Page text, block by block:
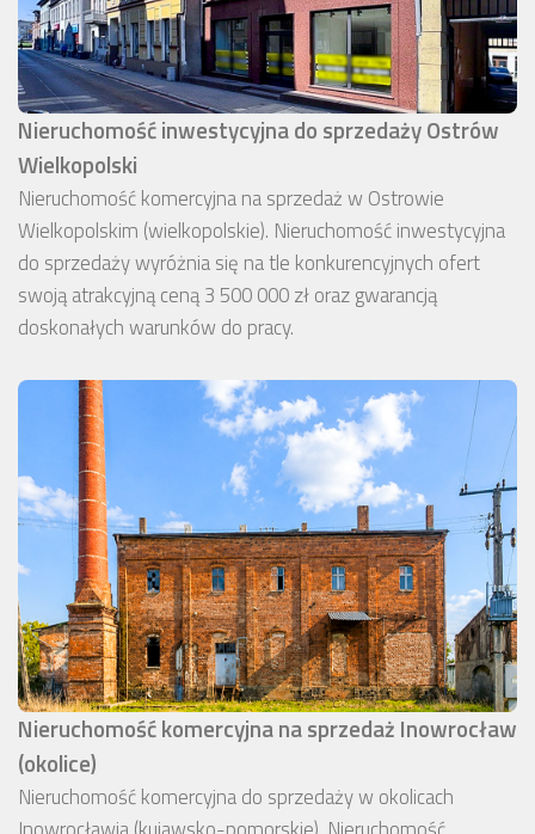
Nieruchomość inwestycyjna do sprzedaży Ostrów
Wielkopolski
Nieruchomość komercyjna na sprzedaż w Ostrowie
Wielkopolskim (wielkopolskie). Nieruchomość inwestycyjna
do sprzedaży wyróżnia się na tle konkurencyjnych ofert
swoją atrakcyjną ceną 3 500 000 zł oraz gwarancją
doskonałych warunków do pracy.
Nieruchomość komercyjna na sprzedaż Inowrocław
(okolice)
Nieruchomość komercyjna do sprzedaży w okolicach